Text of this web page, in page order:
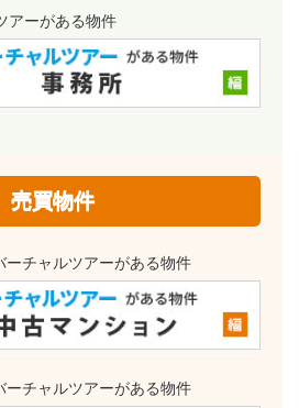
アーがある物件
売買物件
ーチャルツアーがある物件
ーチャルツアーがある物件